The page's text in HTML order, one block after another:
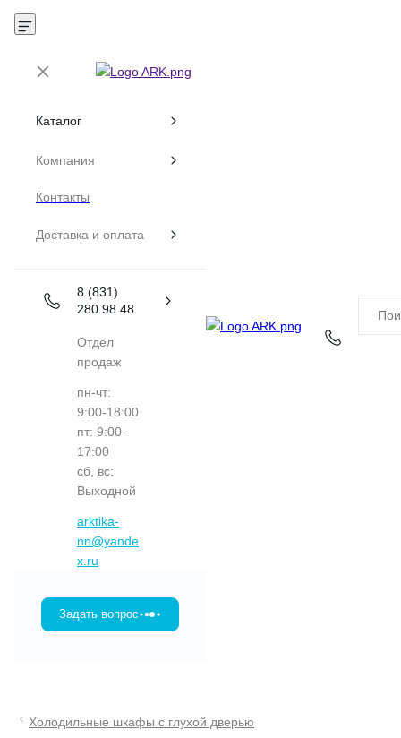
Каталог
Компания
Контакты
Доставка и оплата
8 (831)
280 98 48
Отдел
продаж
пн-чт:
9:00-18:00
пт: 9:00-
17:00
сб, вс:
Выходной
arktika-
nn@yande
x.ru
Задать вопрос
Холодильные шкафы с глухой дверью